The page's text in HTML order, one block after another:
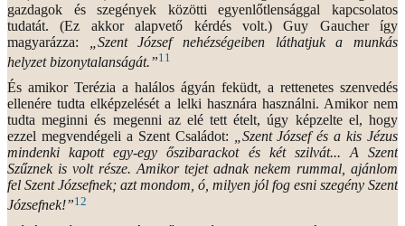
gazdagok és szegények közötti egyenlőtlensággal kapcsolatos
tudatát. (Ez akkor alapvető kérdés volt.) Guy Gaucher így
magyarázza:
„Szent József nehézségeiben láthatjuk a munkás
helyzet bizonytalanságát.”11
És amikor Terézia a halálos ágyán feküdt, a rettenetes szenvedés
ellenére tudta elképzelését a lelki hasznára használni. Amikor nem
tudta meginni és megenni az elé tett ételt, úgy képzelte el, hogy
ezzel megvendégeli a Szent Családot:
„Szent József és a kis Jézus
mindenki kapott egy-egy őszibarackot és két szilvát... A Szent
Szűznek is volt része. Amikor tejet adnak nekem rummal, ajánlom
fel Szent Józsefnek; azt mondom, ó, milyen jól fog esni szegény Szent
Józsefnek!”12